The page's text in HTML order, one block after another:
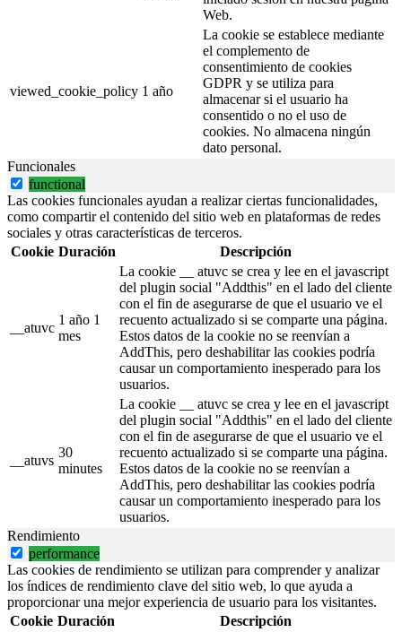
Web.
viewed_cookie_policy 1 año
La cookie se establece mediante
el complemento de
consentimiento de cookies
GDPR y se utiliza para
almacenar si el usuario ha
consentido o no el uso de
cookies. No almacena ningún
dato personal.
Funcionales
functional
Las cookies funcionales ayudan a realizar ciertas funcionalidades,
como compartir el contenido del sitio web en plataformas de redes
sociales y otras características de terceros.
Cookie Duración Descripción
__atuvc
1 año 1
mes
La cookie __ atuvc se crea y lee en el javascript
del plugin social "Addthis" en el lado del cliente
con el fin de asegurarse de que el usuario ve el
recuento actualizado si se comparte una página.
Estos datos de la cookie no se reenvían a
AddThis, pero deshabilitar las cookies podría
causar un comportamiento inesperado para los
usuarios.
__atuvs
30
minutes
La cookie __ atuvc se crea y lee en el javascript
del plugin social "Addthis" en el lado del cliente
con el fin de asegurarse de que el usuario ve el
recuento actualizado si se comparte una página.
Estos datos de la cookie no se reenvían a
AddThis, pero deshabilitar las cookies podría
causar un comportamiento inesperado para los
usuarios.
Rendimiento
performance
Las cookies de rendimiento se utilizan para comprender y analizar
los índices de rendimiento clave del sitio web, lo que ayuda a
proporcionar una mejor experiencia de usuario para los visitantes.
Cookie Duración
Descripción